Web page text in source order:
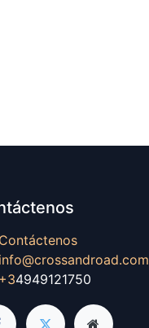
Contáctenos
info@crossandroad.com
+34949121750